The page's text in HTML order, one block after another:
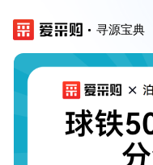
寻源宝典